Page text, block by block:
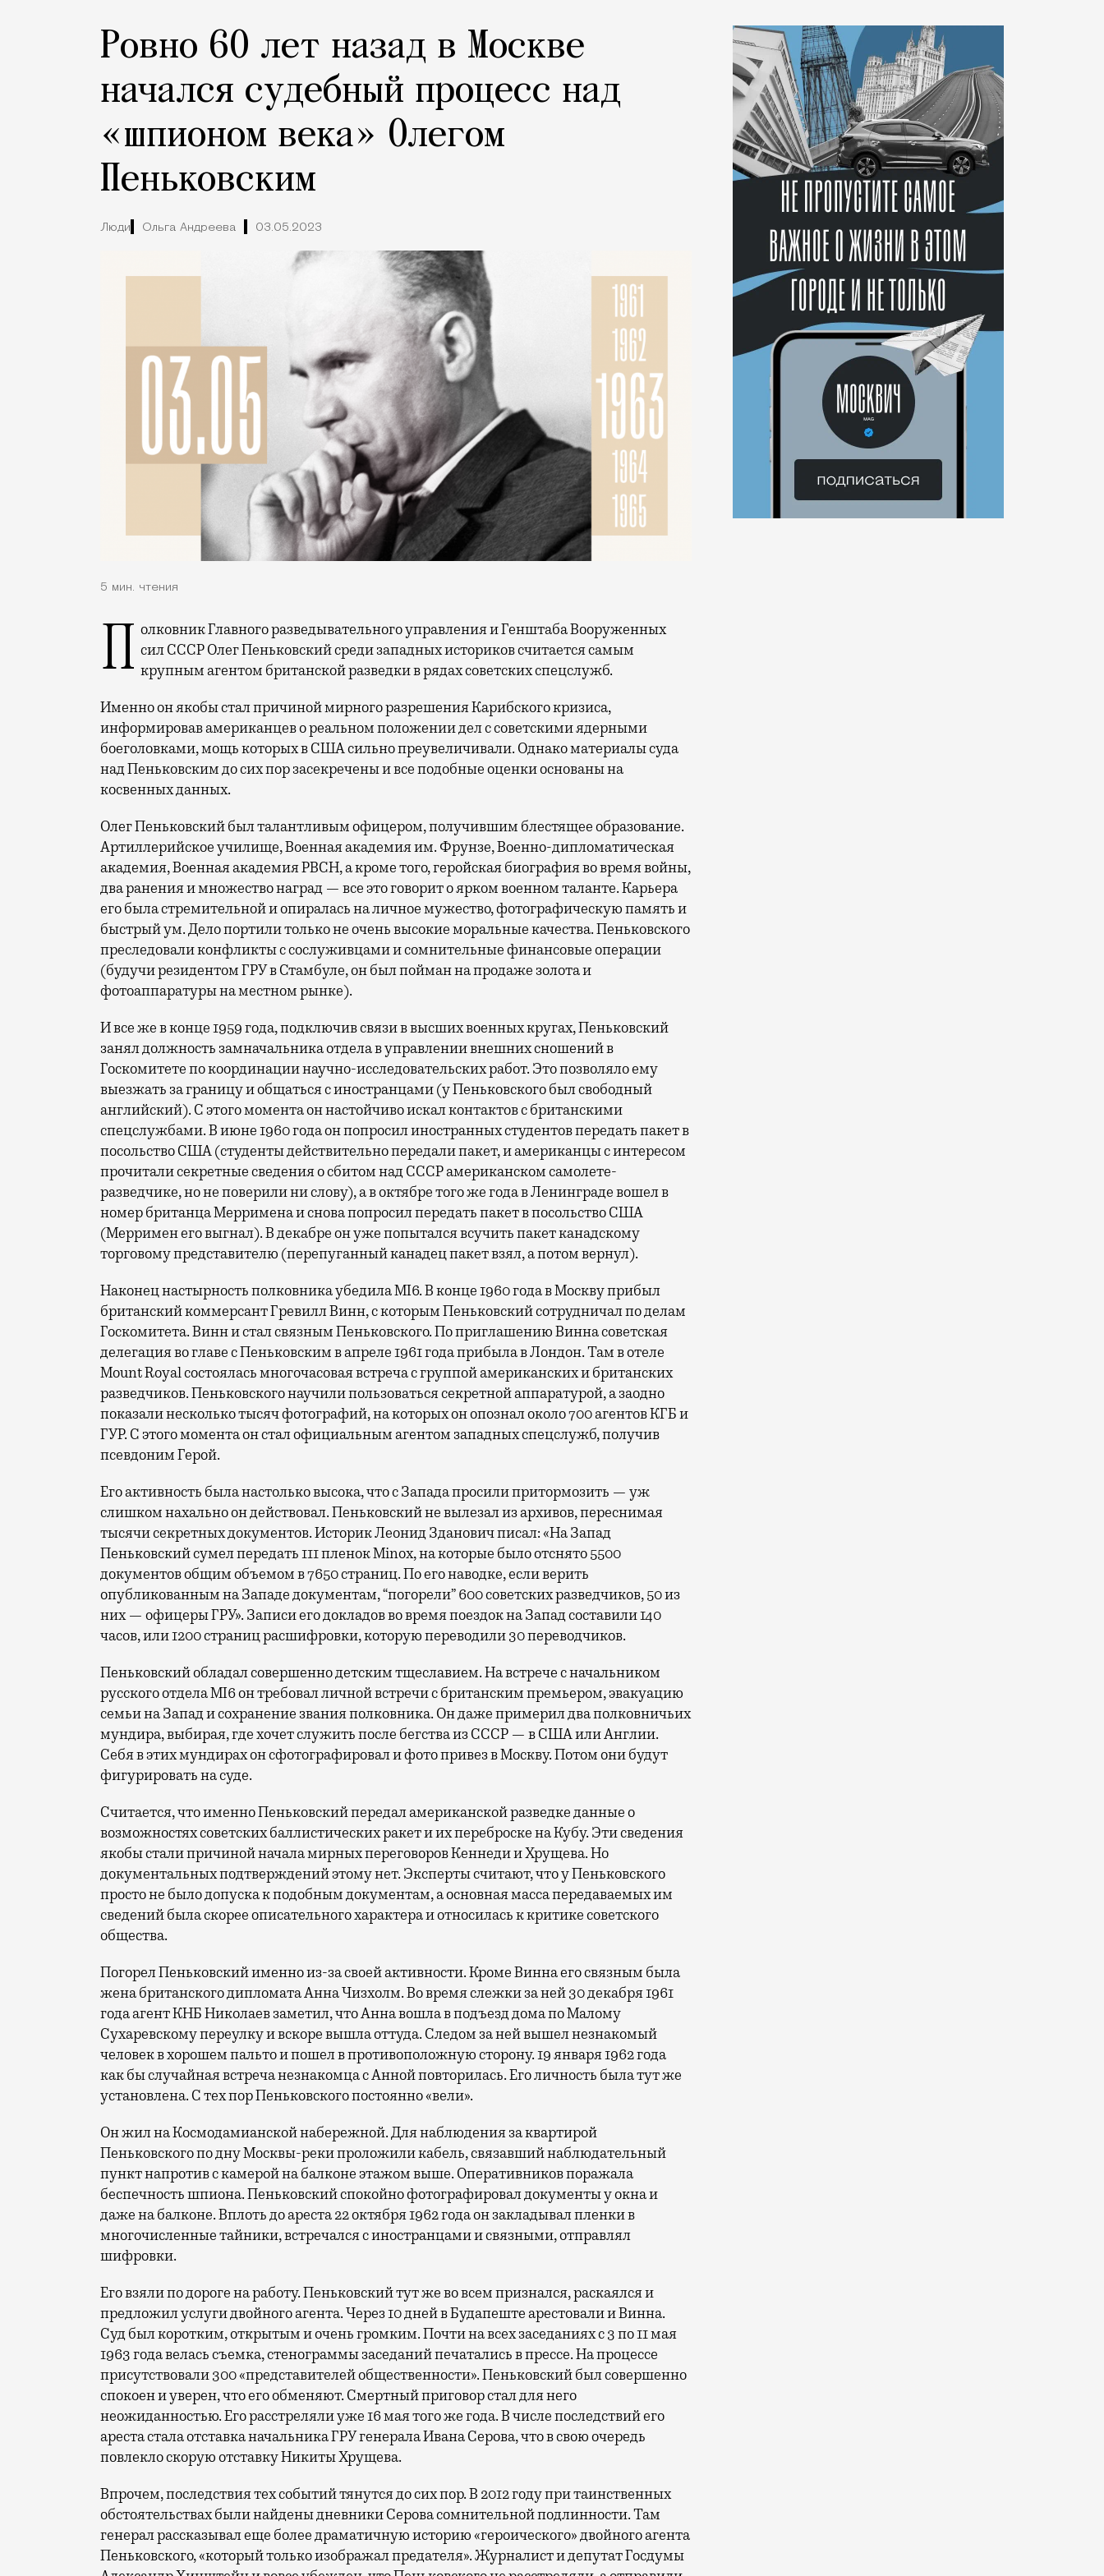
Ровно 60 лет назад в Москве
начался судебный процесс над
«шпионом века» Олегом
Пеньковским
Люди Ольга Андреева 03.05.2023
5 мин. чтения
Полковник Главного разведывательного управления и Генштаба Вооруженных сил СССР Олег Пеньковский среди западных историков считается самым
крупным агентом британской разведки в рядах советских спецслужб.
Именно он якобы стал причиной мирного разрешения Карибского кризиса,
информировав американцев о реальном положении дел с советскими ядерными
боеголовками, мощь которых в США сильно преувеличивали. Однако материалы суда
над Пеньковским до сих пор засекречены и все подобные оценки основаны на
косвенных данных.
Олег Пеньковский был талантливым офицером, получившим блестящее образование.
Артиллерийское училище, Военная академия им. Фрунзе, Военно-дипломатическая
академия, Военная академия РВСН, а кроме того, геройская биография во время войны,
два ранения и множество наград — все это говорит о ярком военном таланте. Карьера
его была стремительной и опиралась на личное мужество, фотографическую память и
быстрый ум. Дело портили только не очень высокие моральные качества. Пеньковского
преследовали конфликты с сослуживцами и сомнительные финансовые операции
(будучи резидентом ГРУ в Стамбуле, он был пойман на продаже золота и
фотоаппаратуры на местном рынке).
И все же в конце 1959 года, подключив связи в высших военных кругах, Пеньковский
занял должность замначальника отдела в управлении внешних сношений в
Госкомитете по координации научно-исследовательских работ. Это позволяло ему
выезжать за границу и общаться с иностранцами (у Пеньковского был свободный
английский). С этого момента он настойчиво искал контактов с британскими
спецслужбами. В июне 1960 года он попросил иностранных студентов передать пакет в
посольство США (студенты действительно передали пакет, и американцы с интересом
прочитали секретные сведения о сбитом над СССР американском самолете-
разведчике, но не поверили ни слову), а в октябре того же года в Ленинграде вошел в
номер британца Мерримена и снова попросил передать пакет в посольство США
(Мерримен его выгнал). В декабре он уже попытался всучить пакет канадскому
торговому представителю (перепуганный канадец пакет взял, а потом вернул).
Наконец настырность полковника убедила MI6. В конце 1960 года в Москву прибыл
британский коммерсант Гревилл Винн, с которым Пеньковский сотрудничал по делам
Госкомитета. Винн и стал связным Пеньковского. По приглашению Винна советская
делегация во главе с Пеньковским в апреле 1961 года прибыла в Лондон. Там в отеле
Mount Royal состоялась многочасовая встреча с группой американских и британских
разведчиков. Пеньковского научили пользоваться секретной аппаратурой, а заодно
показали несколько тысяч фотографий, на которых он опознал около 700 агентов КГБ и
ГУР. С этого момента он стал официальным агентом западных спецслужб, получив
псевдоним Герой.
Его активность была настолько высока, что с Запада просили притормозить — уж
слишком нахально он действовал. Пеньковский не вылезал из архивов, переснимая
тысячи секретных документов. Историк Леонид Зданович писал: «На Запад
Пеньковский сумел передать 111 пленок Minox, на которые было отснято 5500
документов общим объемом в 7650 страниц. По его наводке, если верить
опубликованным на Западе документам, “погорели” 600 советских разведчиков, 50 из
них — офицеры ГРУ». Записи его докладов во время поездок на Запад составили 140
часов, или 1200 страниц расшифровки, которую переводили 30 переводчиков.
Пеньковский обладал совершенно детским тщеславием. На встрече с начальником
русского отдела MI6 он требовал личной встречи с британским премьером, эвакуацию
семьи на Запад и сохранение звания полковника. Он даже примерил два полковничьих
мундира, выбирая, где хочет служить после бегства из СССР — в США или Англии.
Себя в этих мундирах он сфотографировал и фото привез в Москву. Потом они будут
фигурировать на суде.
Считается, что именно Пеньковский передал американской разведке данные о
возможностях советских баллистических ракет и их переброске на Кубу. Эти сведения
якобы стали причиной начала мирных переговоров Кеннеди и Хрущева. Но
документальных подтверждений этому нет. Эксперты считают, что у Пеньковского
просто не было допуска к подобным документам, а основная масса передаваемых им
сведений была скорее описательного характера и относилась к критике советского
общества.
Погорел Пеньковский именно из-за своей активности. Кроме Винна его связным была
жена британского дипломата Анна Чизхолм. Во время слежки за ней 30 декабря 1961
года агент КНБ Николаев заметил, что Анна вошла в подъезд дома по Малому
Сухаревскому переулку и вскоре вышла оттуда. Следом за ней вышел незнакомый
человек в хорошем пальто и пошел в противоположную сторону. 19 января 1962 года
как бы случайная встреча незнакомца с Анной повторилась. Его личность была тут же
установлена. С тех пор Пеньковского постоянно «вели».
Он жил на Космодамианской набережной. Для наблюдения за квартирой
Пеньковского по дну Москвы-реки проложили кабель, связавший наблюдательный
пункт напротив с камерой на балконе этажом выше. Оперативников поражала
беспечность шпиона. Пеньковский спокойно фотографировал документы у окна и
даже на балконе. Вплоть до ареста 22 октября 1962 года он закладывал пленки в
многочисленные тайники, встречался с иностранцами и связными, отправлял
шифровки.
Его взяли по дороге на работу. Пеньковский тут же во всем признался, раскаялся и
предложил услуги двойного агента. Через 10 дней в Будапеште арестовали и Винна.
Суд был коротким, открытым и очень громким. Почти на всех заседаниях с 3 по 11 мая
1963 года велась съемка, стенограммы заседаний печатались в прессе. На процессе
присутствовали 300 «представителей общественности». Пеньковский был совершенно
спокоен и уверен, что его обменяют. Смертный приговор стал для него
неожиданностью. Его расстреляли уже 16 мая того же года. В числе последствий его
ареста стала отставка начальника ГРУ генерала Ивана Серова, что в свою очередь
повлекло скорую отставку Никиты Хрущева.
Впрочем, последствия тех событий тянутся до сих пор. В 2012 году при таинственных
обстоятельствах были найдены дневники Серова сомнительной подлинности. Там
генерал рассказывал еще более драматичную историю «героического» двойного агента
Пеньковского, «который только изображал предателя». Журналист и депутат Госдумы